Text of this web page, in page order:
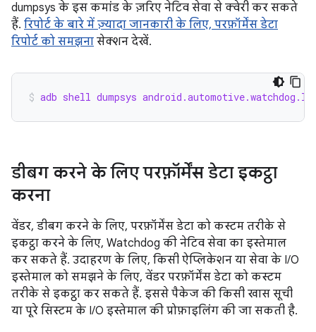
dumpsys के इस कमांड के ज़रिए नेटिव सेवा से क्वेरी कर सकते
हैं. रिपोर्ट के बारे में ज़्यादा जानकारी के लिए, परफ़ॉर्मेंस डेटा
रिपोर्ट को समझना सेक्शन देखें.
adb shell dumpsys
डीबग करने के लिए परफ़ॉर्मेंस डेटा इकट्ठा
करना
वेंडर, डीबग करने के लिए, परफ़ॉर्मेंस डेटा को कस्टम तरीके से
इकट्ठा करने के लिए, Watchdog की नेटिव सेवा का इस्तेमाल
कर सकते हैं. उदाहरण के लिए, किसी ऐप्लिकेशन या सेवा के I/O
इस्तेमाल को समझने के लिए, वेंडर परफ़ॉर्मेंस डेटा को कस्टम
तरीके से इकट्ठा कर सकते हैं. इससे पैकेज की किसी खास सूची
या पूरे सिस्टम के I/O इस्तेमाल की प्रोफ़ाइलिंग की जा सकती है.